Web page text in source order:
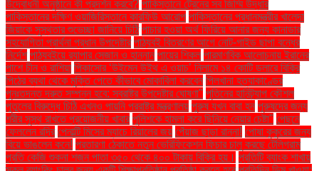
উদ্বোধনী অনুষ্ঠানে কী প্রদর্শন করবে? পাকিস্তানে ট্রেনের সব জিম্মি উদ্ধার
পাকিস্তানের দক্ষিণ ওয়াজিরিস্তানে কারফিউ আরোপ পাকিস্তানের প্রধানমন্ত্রীর খালেদা
জিয়াকে সুস্থতার শুভেচ্ছা জানিয়ে চিঠি পাচার হওয়া অর্থ ফিরিয়ে আনার জন্য কানাডার
সহযোগিতা প্রার্থনা প্রধান উপদেষ্টার পাঠ্যবই বিতরণের আগে নোট-গাইড ছাপা বন্ধের
নির্দেশ পাঠ্যবইয়ে র‍্যাপার সেজান ও হান্নান পায়ের শিকল পারমাণবিক আলোচনায় ইরানের
পাশে চীন ও রাশিয়া পিকাসোর ‘উইমেন উইথ এ ওয়াচ’ নিলামে ১৪ কোটি ডলারে বিক্রি
পিঠের ব্যথা থেকে মুক্তি পেতে কীভাবে মোকাবিলা করবেন পিলখানা হত্যাকাণ্ডের
পুনঃতদন্ত দ্রুত সম্পন্ন হবে: স্বরাষ্ট্র উপদেষ্টার ঘোষণা" পুতিনের হানিট্র্যাপ কৌশল
পুতুলের বিরুদ্ধে চিঠি এখনও পায়নি পররাষ্ট্র মন্ত্রণালয় পুরুষ যখন বাবা হন পুরুষদের জন্য
শরীর সুস্থ রাখতে প্রয়োজনীয় খাবার পুলিশকে হামলা করে ছিনিয়ে নেয়ার চেষ্টা" পেছনে
ফেললেন রদ্রি পেনাল্টি মিসের ম্যাচে রিয়ালের জয় পেঁয়াজ ছাড়া রান্না! পোষা কুকুরের জন্য
বিয়ে ভাঙলেন কনে! প্রতারণা ঠেকাতে নতুন ভেরিফিকেশন ফিচার চালু করছে টেলিগ্রাম
প্রতি কেজি শুকনা শজন পাতা ৩৫০ থেকে ৪০০ টাকায় বিক্রি হয়। প্রতিটি ব্যাংক শাখায়